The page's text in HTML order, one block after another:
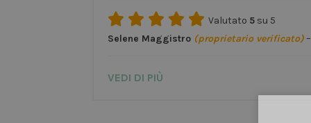
Valutato 5su 5
Selene Maggistro (proprietario verificato) –
VEDI DI PIÙ